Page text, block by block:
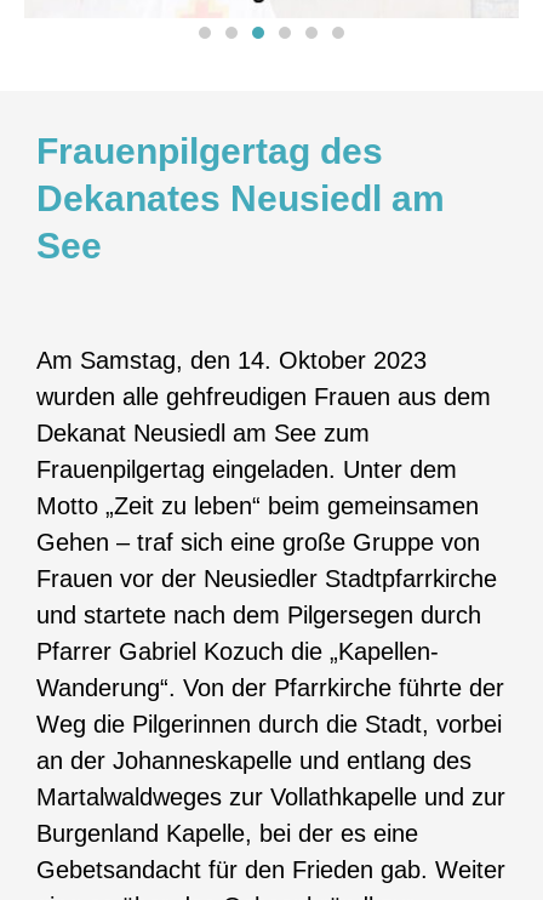
Frauenpilgertag des
Dekanates Neusiedl am
See
Am Samstag, den 14. Oktober 2023
wurden alle gehfreudigen Frauen aus dem
Dekanat Neusiedl am See zum
Frauenpilgertag eingeladen. Unter dem
Motto „Zeit zu leben“ beim gemeinsamen
Gehen – traf sich eine große Gruppe von
Frauen vor der Neusiedler Stadtpfarrkirche
und startete nach dem Pilgersegen durch
Pfarrer Gabriel Kozuch die „Kapellen-
Wanderung“. Von der Pfarrkirche führte der
Weg die Pilgerinnen durch die Stadt, vorbei
an der Johanneskapelle und entlang des
Martalwaldweges zur Vollathkapelle und zur
Burgenland Kapelle, bei der es eine
Gebetsandacht für den Frieden gab. Weiter